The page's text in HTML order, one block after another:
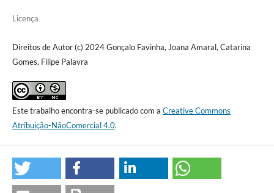
Licença
Direitos de Autor (c) 2024 Gonçalo Favinha, Joana Amaral, Catarina
Gomes, Filipe Palavra
Este trabalho encontra-se publicado com a Creative Commons
Atribuição-NãoComercial 4.0.